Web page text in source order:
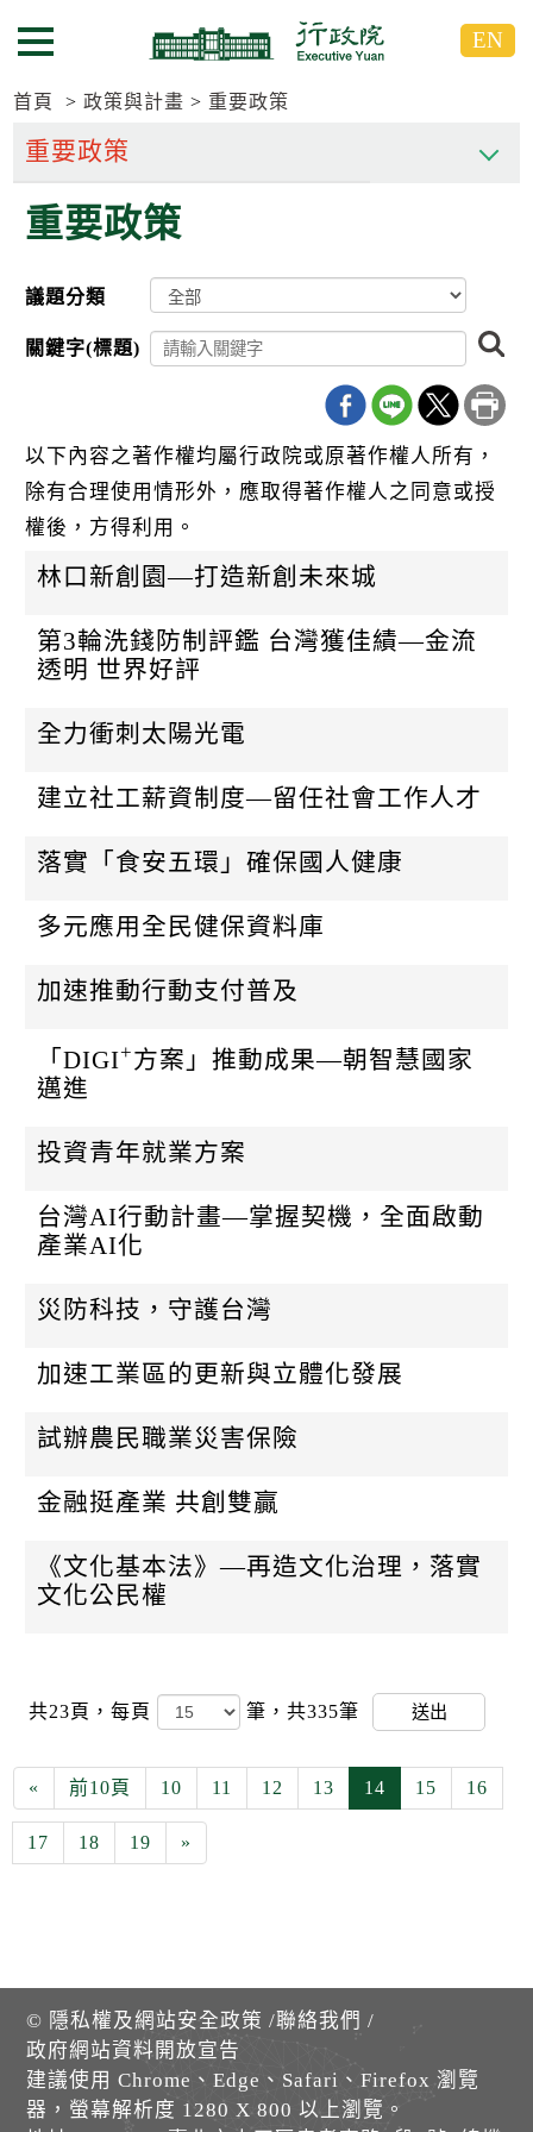
到
要
區
到
要
區
選單按鈕 EN
首頁 政策與計畫 重要政策
重要政策
議題分類
關鍵字(標題)
尋
以下內容之著作權均屬行政院或原著作權人所有，
除有合理使用情形外，應取得著作權人之同意或授
權後，方得利用。
林口新創園—打造新創未來城
第3輪洗錢防制評鑑 台灣獲佳績—金流
透明 世界好評
全力衝刺太陽光電
建立社工薪資制度—留任社會工作人才
落實「食安五環」確保國人健康
多元應用全民健保資料庫
加速推動行動支付普及
「DIGI+方案」推動成果—朝智慧國家
邁進
投資青年就業方案
台灣AI行動計畫—掌握契機，全面啟動
產業AI化
災防科技，守護台灣
加速工業區的更新與立體化發展
試辦農民職業災害保險
金融挺產業 共創雙贏
《文化基本法》—再造文化治理，落實
文化公民權
共23頁， 每頁 筆，共335筆 送出
« 前10頁 10 11 12 13 14 15 16
17 18 19 »
© 隱私權及網站安全政策 /聯絡我們 /
政府網站資料開放宣告
建議使用 Chrome、Edge、Safari、Firefox 瀏覽
器，螢幕解析度 1280 X 800 以上瀏覽。